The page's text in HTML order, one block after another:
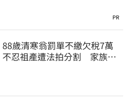
PR
88歲清寒翁罰單不繳欠稅7萬
不忍祖產遭法拍分割 家族按